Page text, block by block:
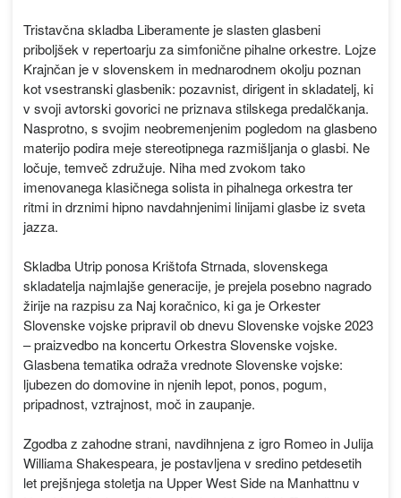
Tristavčna skladba Liberamente je slasten glasbeni
priboljšek v repertoarju za simfonične pihalne orkestre. Lojze
Krajnčan je v slovenskem in mednarodnem okolju poznan
kot vsestranski glasbenik: pozavnist, dirigent in skladatelj, ki
v svoji avtorski govorici ne priznava stilskega predalčkanja.
Nasprotno, s svojim neobremenjenim pogledom na glasbeno
materijo podira meje stereotipnega razmišljanja o glasbi. Ne
ločuje, temveč združuje. Niha med zvokom tako
imenovanega klasičnega solista in pihalnega orkestra ter
ritmi in drznimi hipno navdahnjenimi linijami glasbe iz sveta
jazza.
Skladba Utrip ponosa Krištofa Strnada, slovenskega
skladatelja najmlajše generacije, je prejela posebno nagrado
žirije na razpisu za Naj koračnico, ki ga je Orkester
Slovenske vojske pripravil ob dnevu Slovenske vojske 2023
– praizvedbo na koncertu Orkestra Slovenske vojske.
Glasbena tematika odraža vrednote Slovenske vojske:
ljubezen do domovine in njenih lepot, ponos, pogum,
pripadnost, vztrajnost, moč in zaupanje.
Zgodba z zahodne strani, navdihnjena z igro Romeo in Julija
Williama Shakespeara, je postavljena v sredino petdesetih
let prejšnjega stoletja na Upper West Side na Manhattnu v